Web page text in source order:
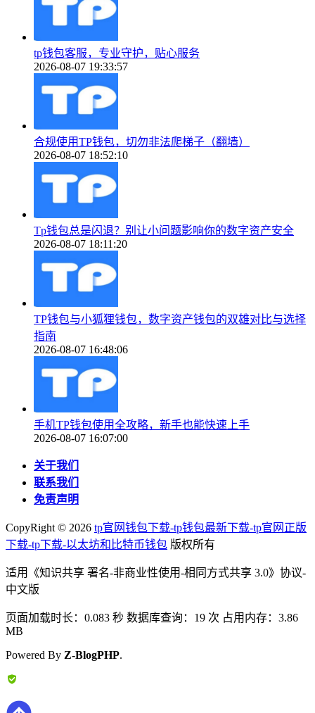
tp钱包客服，专业守护，贴心服务
2026-08-07 19:33:57
合规使用TP钱包，切勿非法爬梯子（翻墙）
2026-08-07 18:52:10
Tp钱包总是闪退？别让小问题影响你的数字资产安全
2026-08-07 18:11:20
TP钱包与小狐狸钱包，数字资产钱包的双雄对比与选择
指南
2026-08-07 16:48:06
手机TP钱包使用全攻略，新手也能快速上手
2026-08-07 16:07:00
关于我们
联系我们
免责声明
CopyRight © 2026 tp官网钱包下载-tp钱包最新下载-tp官网正版
下载-tp下载-以太坊和比特币钱包 版权所有
适用《知识共享 署名-非商业性使用-相同方式共享 3.0》协议-
中文版
页面加载时长：0.083 秒 数据库查询：19 次 占用内存：3.86
MB
Powered By Z-BlogPHP.